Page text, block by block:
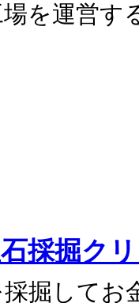
を運営す
採掘ク
掘してお